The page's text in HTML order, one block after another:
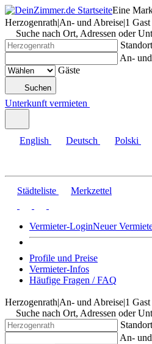
Eine
Herzogenrath|An- und Abreise|1 Gast
Suche nach Ort, Adressen oder
Standort
An-
Gäste
Suchen
Unterkunft vermieten
English Deutsch Polski
Städteliste Merkzettel
Vermieter-LoginNeuer
Profile und Preise
Vermieter-Infos
Häufige Fragen / FAQ
Herzogenrath|An- und Abreise|1 Gast
Suche nach Ort, Adressen oder
Standort
An-